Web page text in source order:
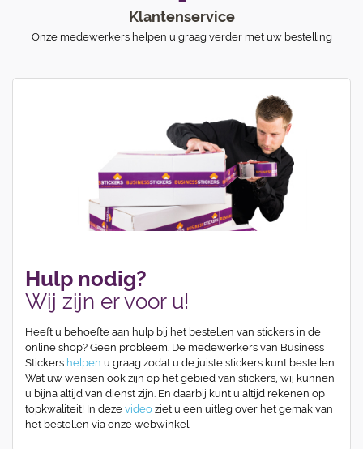
Klantenservice
Onze medewerkers helpen u graag verder met uw bestelling
Hulp nodig?
Wij zijn er voor u!
Heeft u behoefte aan hulp bij het bestellen van stickers in de
online shop? Geen probleem. De medewerkers van Business
Stickers helpen u graag zodat u de juiste stickers kunt bestellen.
Wat uw wensen ook zijn op het gebied van stickers, wij kunnen
u bijna altijd van dienst zijn. En daarbij kunt u altijd rekenen op
topkwaliteit! In deze video ziet u een uitleg over het gemak van
het bestellen via onze webwinkel.